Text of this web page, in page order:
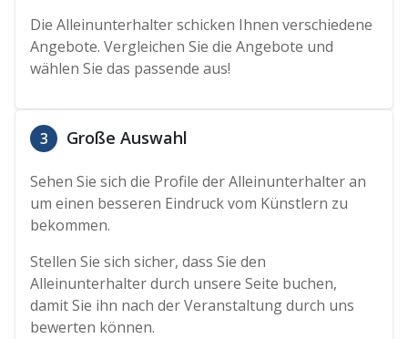
Die Alleinunterhalter schicken Ihnen verschiedene
Angebote. Vergleichen Sie die Angebote und
wählen Sie das passende aus!
3 Große Auswahl
Sehen Sie sich die Profile der Alleinunterhalter an
um einen besseren Eindruck vom Künstlern zu
bekommen.
Stellen Sie sich sicher, dass Sie den
Alleinunterhalter durch unsere Seite buchen,
damit Sie ihn nach der Veranstaltung durch uns
bewerten können.